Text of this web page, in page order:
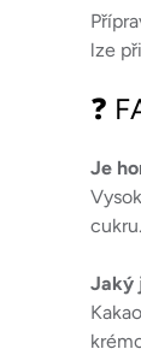
lze
❓
Je
cukru.
Jaký